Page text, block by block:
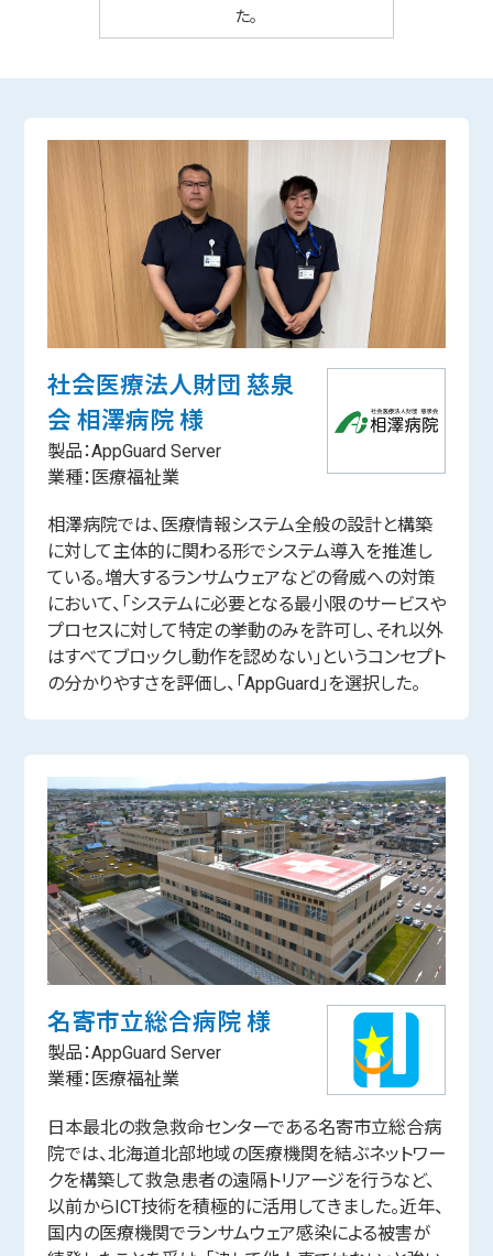
た。
社会医療法人財団 慈泉
会 相澤病院 様
製品：AppGuard Server
業種：医療福祉業
相澤病院では、医療情報システム全般の設計と構築
に対して主体的に関わる形でシステム導入を推進し
ている。増大するランサムウェアなどの脅威への対策
において、「システムに必要となる最小限のサービスや
プロセスに対して特定の挙動のみを許可し、それ以外
はすべてブロックし動作を認めない」というコンセプト
の分かりやすさを評価し、「AppGuard」を選択した。
名寄市立総合病院 様
製品：AppGuard Server
業種：医療福祉業
日本最北の救急救命センターである名寄市立総合病
院では、北海道北部地域の医療機関を結ぶネットワー
クを構築して救急患者の遠隔トリアージを行うなど、
以前からICT技術を積極的に活用してきました。近年、
国内の医療機関でランサムウェア感染による被害が